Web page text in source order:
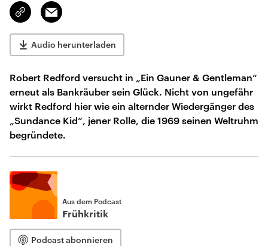
Link
kopieren/teilen
Email
Audio herunterladen
Robert Redford versucht in „Ein Gauner & Gentleman“
erneut als Bankräuber sein Glück. Nicht von ungefähr
wirkt Redford hier wie ein alternder Wiedergänger des
„Sundance Kid“, jener Rolle, die 1969 seinen Weltruhm
begründete.
Aus dem Podcast
Frühkritik
Podcast abonnieren